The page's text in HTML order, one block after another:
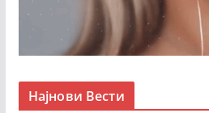
Најнови Вести